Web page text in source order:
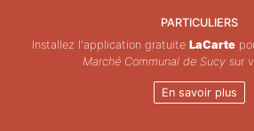
PARTICULIERS
Installez l'application gratuite LaCarte
Marché Communal de Sucy sur
En savoir plus